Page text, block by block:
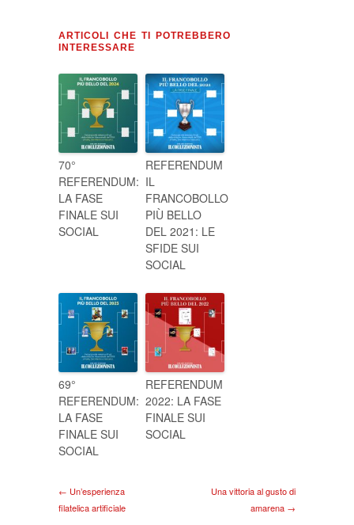
ARTICOLI CHE TI POTREBBERO
INTERESSARE
70°
REFERENDUM:
LA FASE
FINALE SUI
SOCIAL
REFERENDUM
IL
FRANCOBOLLO
PIÙ BELLO
DEL 2021: LE
SFIDE SUI
SOCIAL
69°
REFERENDUM:
LA FASE
FINALE SUI
SOCIAL
REFERENDUM
2022: LA FASE
FINALE SUI
SOCIAL
← Un’esperienza
filatelica artificiale
Una vittoria al gusto di
amarena →